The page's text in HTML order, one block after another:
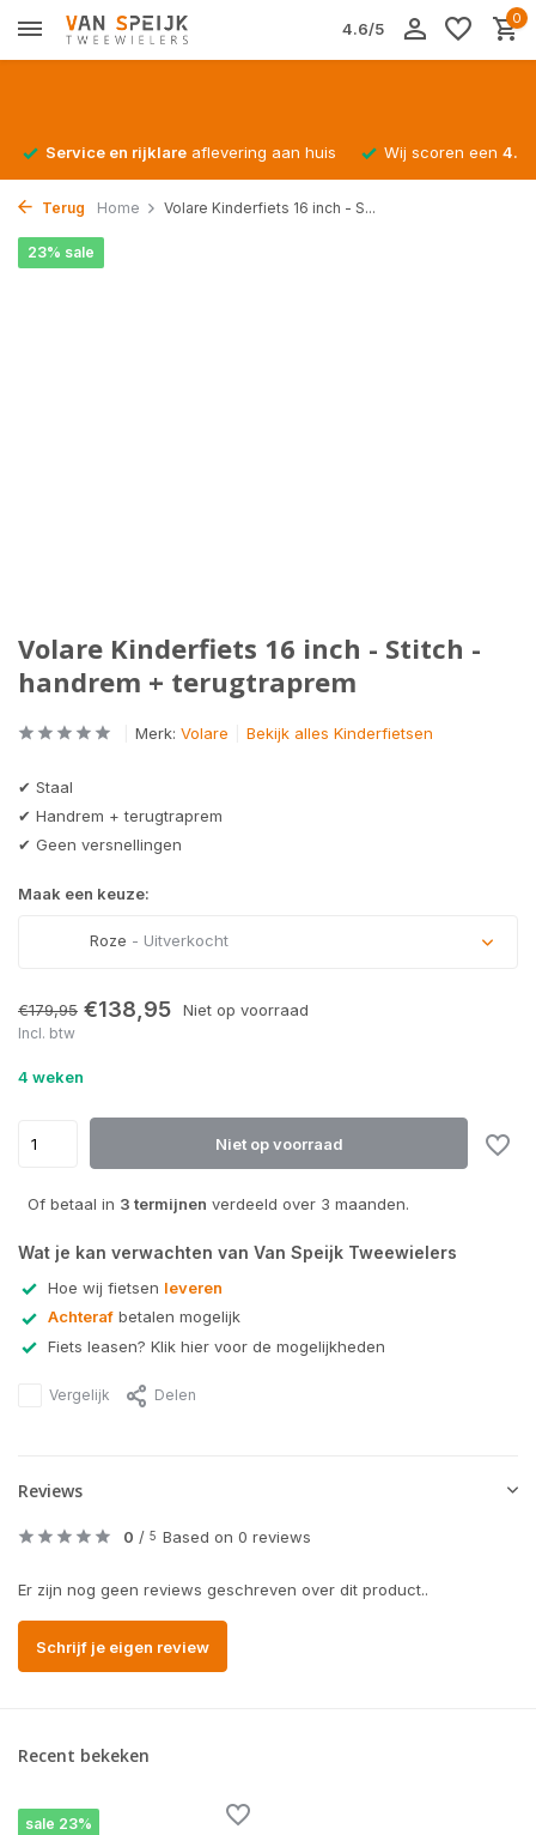
4.6/5
0
Service en rijklare aflevering aan huis Wij scoren een
Terug Home Volare Kinderfiets 16 inch - S...
Volare Kinderfiets 16 inch - Stitch -
handrem + terugtraprem
23% sale
Merk: Volare Bekijk alles Kinderfietsen
✔ Staal
✔ Handrem + terugtraprem
✔ Geen versnellingen
Maak een keuze:
Roze - Uitverkocht
€179,95 €138,95 Niet op voorraad
Incl. btw
4 weken
Niet op voorraad
Of betaal in 3 termijnen verdeeld over 3 maanden.
Wat je kan verwachten van Van Speijk Tweewielers
Hoe wij fietsen leveren
Achteraf betalen mogelijk
Fiets leasen? Klik hier voor de mogelijkheden
Vergelijk Delen
Reviews
0 / 5 Based on 0 reviews
Er zijn nog geen reviews geschreven over dit product..
Schrijf je eigen review
Recent bekeken
sale 23%